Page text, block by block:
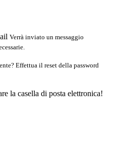
Verrà inviato un messaggio
Effettua il reset della password
la casella di posta elettronica!